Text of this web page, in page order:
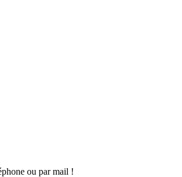
ou par mail !